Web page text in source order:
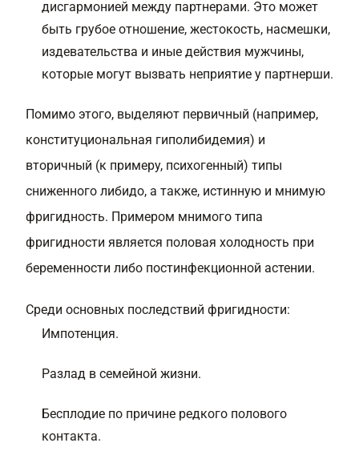
дисгармонией между партнерами. Это может
быть грубое отношение, жестокость, насмешки,
издевательства и иные действия мужчины,
которые могут вызвать неприятие у партнерши.
Помимо этого, выделяют первичный (например,
конституциональная гиполибидемия) и
вторичный (к примеру, психогенный) типы
сниженного либидо, а также, истинную и мнимую
фригидность. Примером мнимого типа
фригидности является половая холодность при
беременности либо постинфекционной астении.
Среди основных последствий фригидности:
Импотенция.
Разлад в семейной жизни.
Бесплодие по причине редкого полового
контакта.